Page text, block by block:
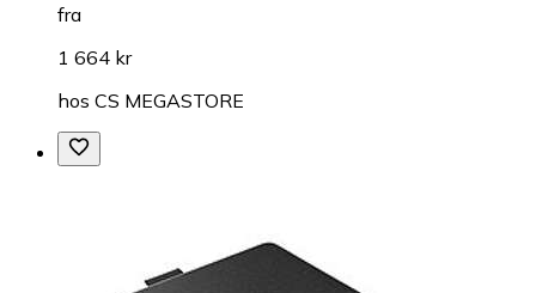
fra
1 664 kr
hos CS MEGASTORE